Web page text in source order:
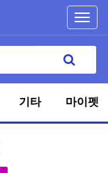
기타 마이펫